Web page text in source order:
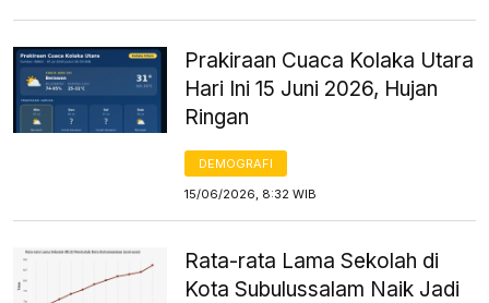
Prakiraan Cuaca Kolaka Utara
Hari Ini 15 Juni 2026, Hujan
Ringan
DEMOGRAFI
15/06/2026, 8:32 WIB
Rata-rata Lama Sekolah di
Kota Subulussalam Naik Jadi